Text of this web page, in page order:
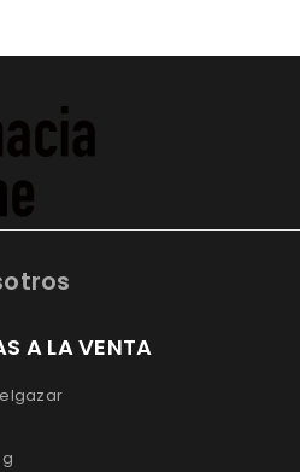
A LA VENTA